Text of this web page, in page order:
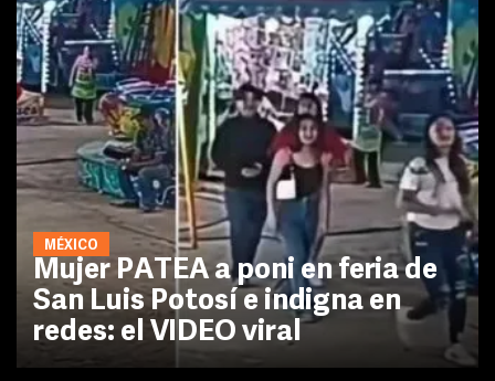
MÉXICO
Mujer PATEA a poni en feria de
San Luis Potosí e indigna en
redes: el VIDEO viral